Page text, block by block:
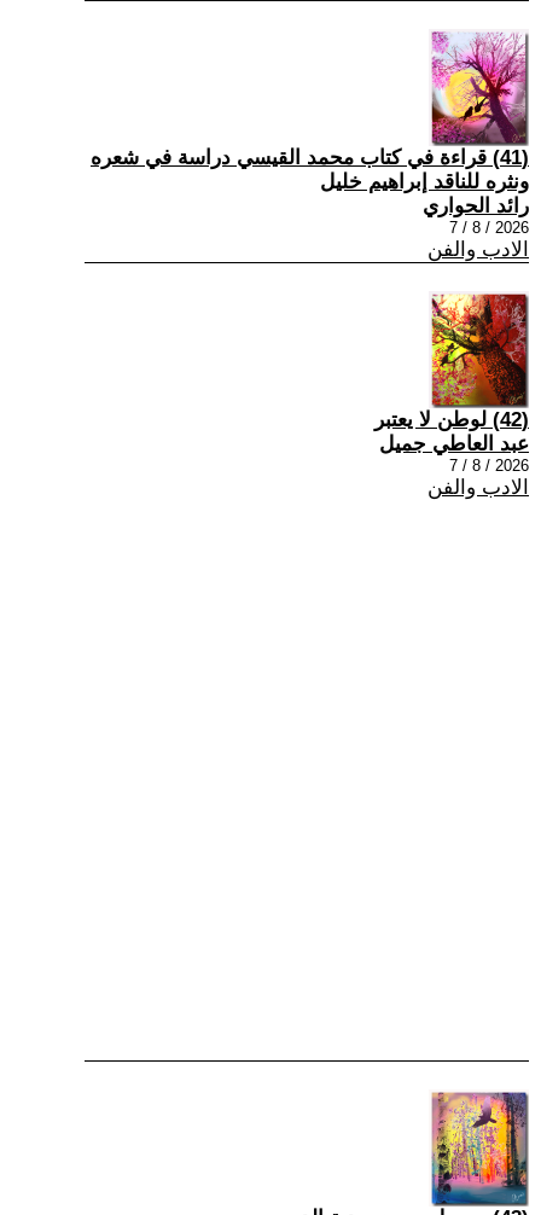
(41) قراءة في كتاب محمد القيسي دراسة في شعره
ونثره للناقد إبراهيم خليل
رائد الحواري
2026 / 8 / 7
الادب والفن
(42) لوطن لا يعتبر
عبد العاطي جميل
2026 / 8 / 7
الادب والفن